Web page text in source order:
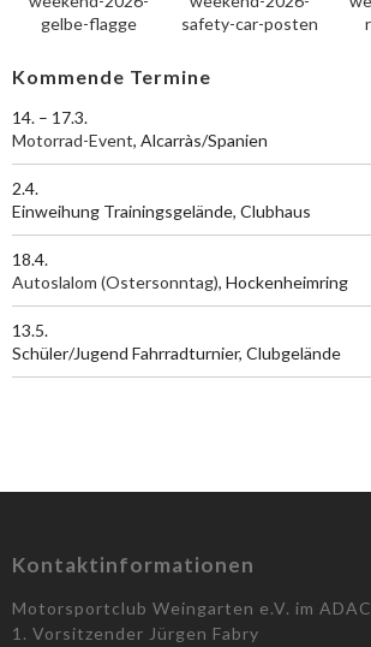
Kommende Termine
14. – 17.3.
Motorrad-Event, Alcarràs/Spanien
2.4.
Einweihung Trainingsgelände, Clubhaus
18.4.
Autoslalom (Ostersonntag), Hockenheimring
13.5.
Schüler/Jugend Fahrradturnier, Clubgelände
Kontaktinformationen
Motorsportclub Weingarten e.V. im ADAC
1. Vorsitzender Jürgen Fabry